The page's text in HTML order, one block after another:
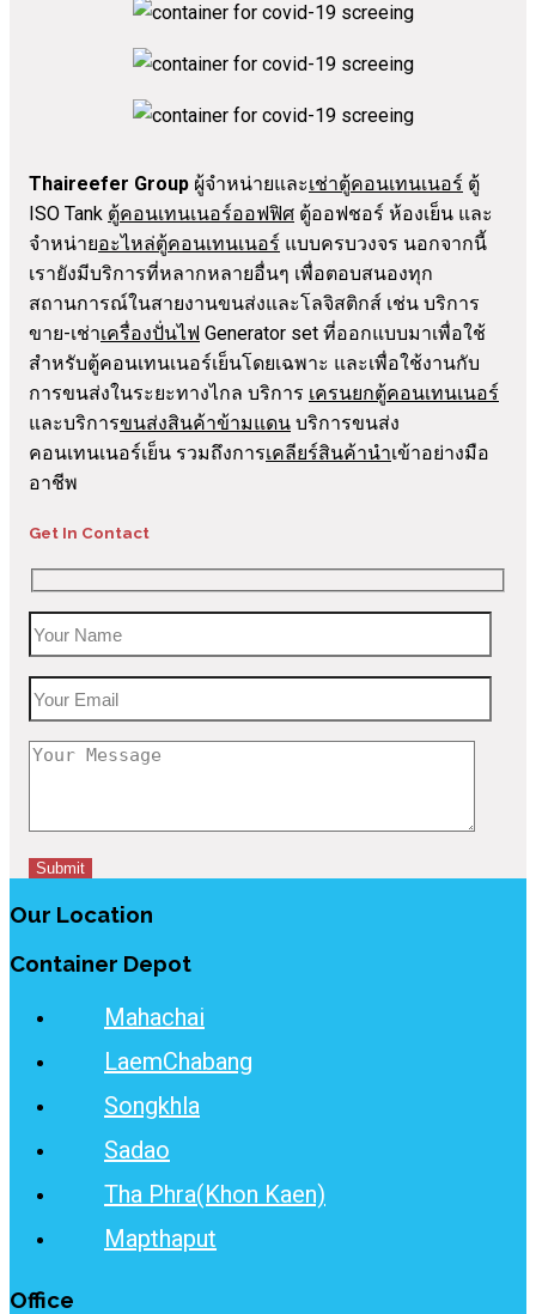
Thaireefer Group ผู้จำหน่ายและเช่าตู้คอนเทนเนอร์ ตู้
ISO Tank ตู้คอนเทนเนอร์ออฟฟิศ ตู้ออฟชอร์ ห้องเย็น และ
จำหน่ายอะไหล่ตู้คอนเทนเนอร์ แบบครบวงจร นอกจากนี้
เรายังมีบริการที่หลากหลายอื่นๆ เพื่อตอบสนองทุก
สถานการณ์ในสายงานขนส่งและโลจิสติกส์ เช่น บริการ
ขาย-เช่าเครื่องปั่นไฟ Generator set ที่ออกแบบมาเพื่อใช้
สำหรับตู้คอนเทนเนอร์เย็นโดยเฉพาะ และเพื่อใช้งานกับ
การขนส่งในระยะทางไกล บริการ เครนยกตู้คอนเทนเนอร์
และบริการขนส่งสินค้าข้ามแดน บริการขนส่ง
คอนเทนเนอร์เย็น รวมถึงการเคลียร์สินค้านำเข้าอย่างมือ
อาชีพ
Get In Contact
Our Location
Container Depot
Mahachai
LaemChabang
Songkhla
Sadao
Tha Phra(Khon Kaen)
Mapthaput
Office